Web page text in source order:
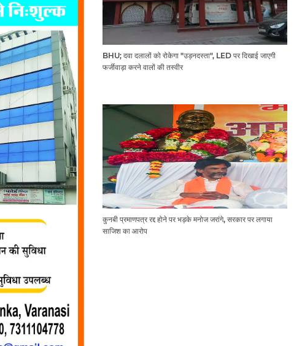
BHU; दवा दलालों को रोकेगा "उड़नदस्ता", LED पर दिखाई जाएगी
फर्जीवाड़ा करने वालों की तस्वीर
कुनबी प्रमाणपत्र रद्द होने पर भड़के मनोज जरांगे, सरकार पर लगाया
साजिश का आरोप